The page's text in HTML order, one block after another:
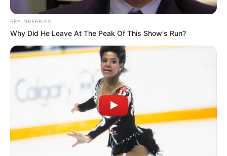
Visszatérhet a megye elnevezés
A megye elnevezés visszaállítása politikailag erős
üzenet lenne. Azt jelezné, hogy az új kormány nem
kívánja továbbvinni a Fidesz történelmi díszletekbe
BRAINBERRIES
Why Did He Leave At The Peak Of This Show's Run?